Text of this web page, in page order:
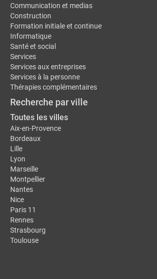
Communication et medias
Construction
Formation initiale et continue
Informatique
Santé et social
Services
Services aux entreprises
Services à la personne
Thérapies complémentaires
Recherche par ville
Toutes les villes
Aix-en-Provence
Bordeaux
Lille
Lyon
Marseille
Montpellier
Nantes
Nice
Paris 11
Rennes
Strasbourg
Toulouse